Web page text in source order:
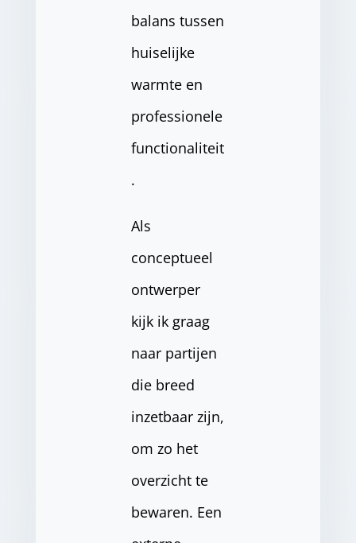
balans tussen
huiselijke
warmte en
professionele
functionaliteit
.
Als
conceptueel
ontwerper
kijk ik graag
naar partijen
die breed
inzetbaar zijn,
om zo het
overzicht te
bewaren. Een